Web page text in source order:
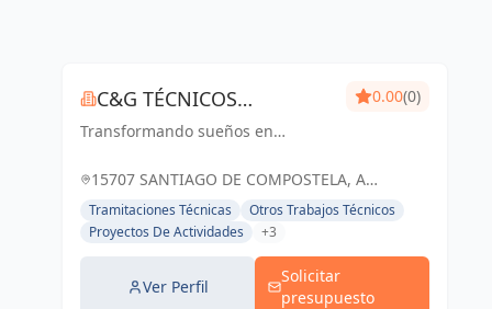
C&G TÉCNICOS
ASOCIADOS
Transformando sueños en
precisión y creatividad
0.00(0)
15707 SANTIAGO DE COMPOSTELA, A
CORUÑA, ESPAÑA, España
Tramitaciones Técnicas
Otros Trabajos Técnicos
Proyectos De Actividades
+3
Ver Perfil
Solicitar
presupuesto